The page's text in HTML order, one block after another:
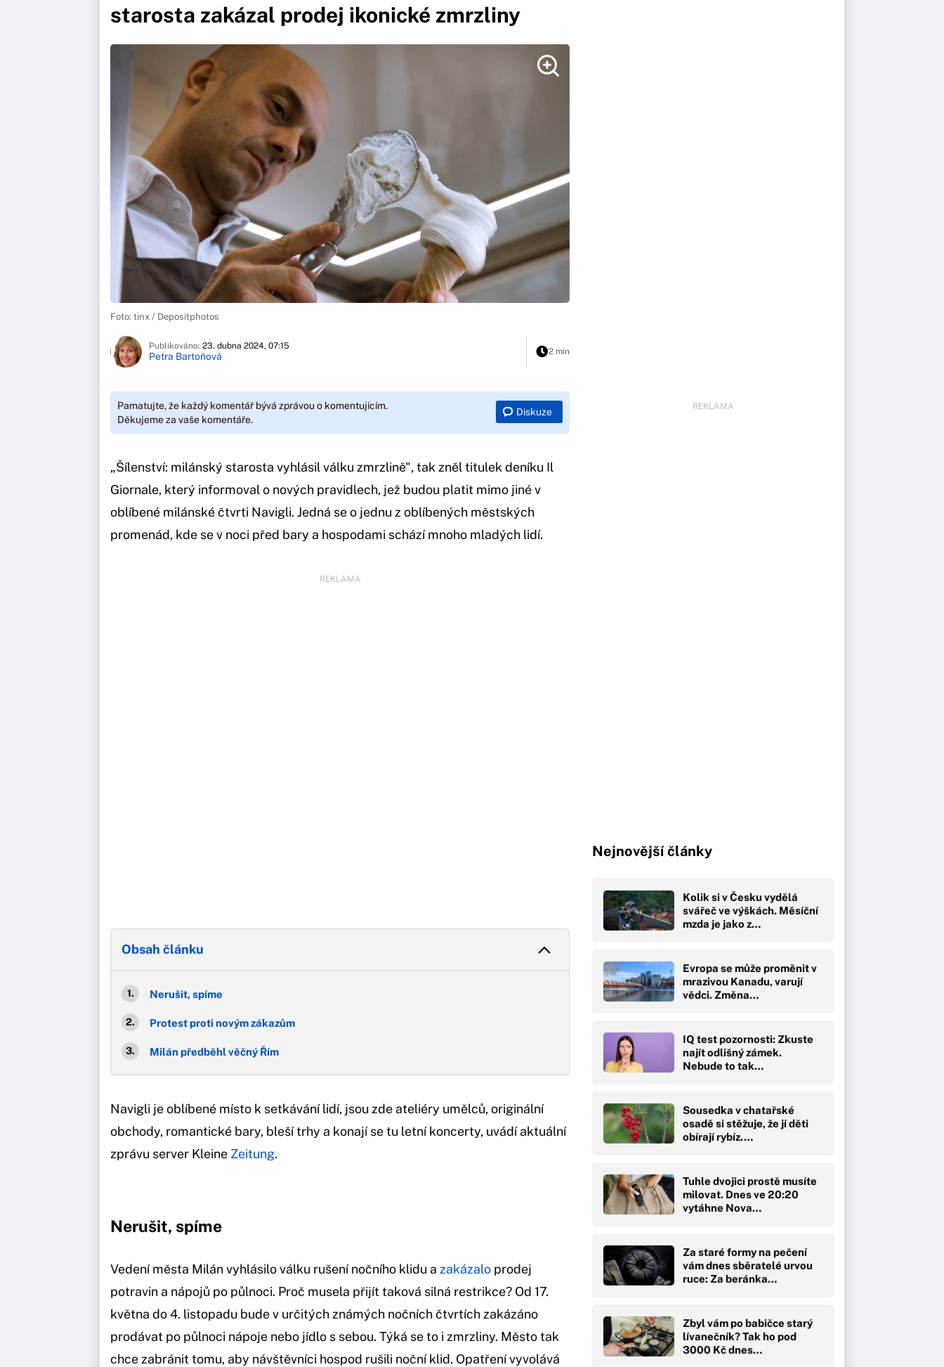
starosta zakázal prodej ikonické zmrzliny
Foto: tinx / Depositphotos
Publikováno: 23. dubna 2024, 07:15
Petra Bartoňová 2 min
Pamatujte, že každý komentář bývá zprávou o komentujícím.
Děkujeme za vaše komentáře.
Diskuze
„Šílenství: milánský starosta vyhlásil válku zmrzlině", tak zněl titulek deníku Il
Giornale, který informoval o nových pravidlech, jež budou platit mimo jiné v
oblíbené milánské čtvrti Navigli. Jedná se o jednu z oblíbených městských
promenád, kde se v noci před bary a hospodami schází mnoho mladých lidí.
REKLAMA
Obsah článku
Nerušit, spíme
Protest proti novým zákazům
Milán předběhl věčný Řím
Navigli je oblíbené místo k setkávání lidí, jsou zde ateliéry umělců, originální
obchody, romantické bary, bleší trhy a konají se tu letní koncerty, uvádí aktuální
zprávu server Kleine Zeitung.
Nerušit, spíme
Vedení města Milán vyhlásilo válku rušení nočního klidu a zakázalo prodej
potravin a nápojů po půlnoci. Proč musela přijít taková silná restrikce? Od 17.
května do 4. listopadu bude v určitých známých nočních čtvrtích zakázáno
prodávat po půlnoci nápoje nebo jídlo s sebou. Týká se to i zmrzliny. Město tak
chce zabránit tomu, aby návštěvníci hospod rušili noční klid. Opatření vyvolává
REKLAMA
Nejnovější články
Kolik si v Česku vydělá
svářeč ve výškách. Měsíční
mzda je jako z…
Evropa se může proměnit v
mrazivou Kanadu, varují
vědci. Změna…
IQ test pozornosti: Zkuste
najít odlišný zámek.
Nebude to tak…
Sousedka v chatařské
osadě si stěžuje, že jí děti
obírají rybíz.…
Tuhle dvojici prostě musíte
milovat. Dnes ve 20:20
vytáhne Nova…
Za staré formy na pečení
vám dnes sběratelé urvou
ruce: Za beránka…
Zbyl vám po babičce starý
lívanečník? Tak ho pod
3000 Kč dnes…